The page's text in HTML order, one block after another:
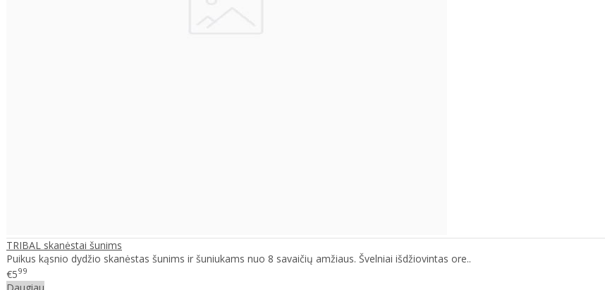
TRIBAL skanėstai šunims
Puikus kąsnio dydžio skanėstas šunims ir šuniukams nuo 8 savaičių amžiaus. Švelniai išdžiovintas ore..
€599